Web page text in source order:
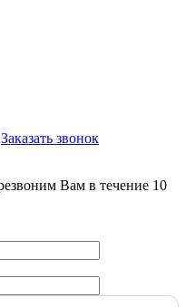
Заказать звонок
Вам в течение 10